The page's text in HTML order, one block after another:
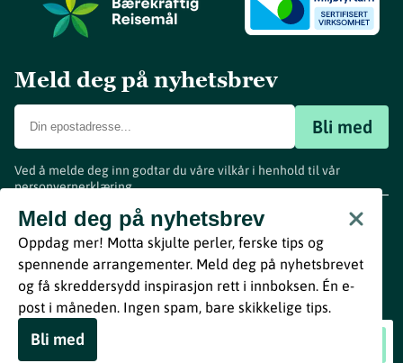
Fårikålaften
Meld deg på nyhetsbrev
Bli med
Ved å melde deg inn godtar du våre vilkår i henhold til vår
personvernerklæring.
Meld deg på nyhetsbrev
Oppdag mer! Motta skjulte perler, ferske tips og
spennende arrangementer. Meld deg på nyhetsbrevet
og få skreddersydd inspirasjon rett i innboksen. Én e-
post i måneden. Ingen spam, bare skikkelige tips.
Bli med
www.visitvestfold.com
Turistinformasjon
Vestfold Fylkeskommune
ByBreakfast